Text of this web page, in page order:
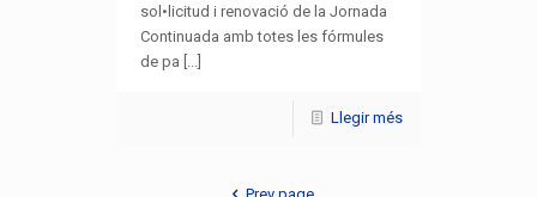
sol•licitud i renovació de la Jornada
Continuada amb totes les fórmules
de pa [...]
Llegir més